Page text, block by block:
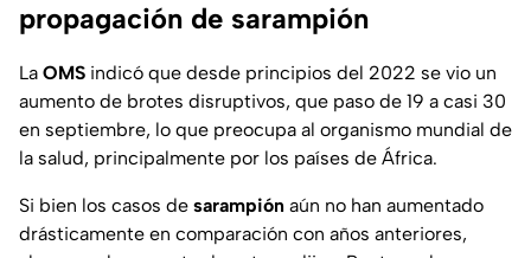
propagación de sarampión
La OMS indicó que desde principios del 2022 se vio un
aumento de brotes disruptivos, que paso de 19 a casi 30
en septiembre, lo que preocupa al organismo mundial de
la salud, principalmente por los países de África.
Si bien los casos de sarampión aún no han aumentado
drásticamente en comparación con años anteriores,